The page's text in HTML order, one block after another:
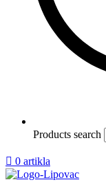
Products search
 0 artikla